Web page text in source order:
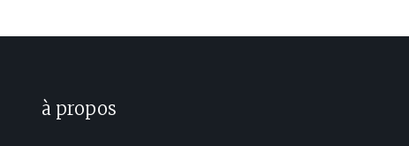
à propos